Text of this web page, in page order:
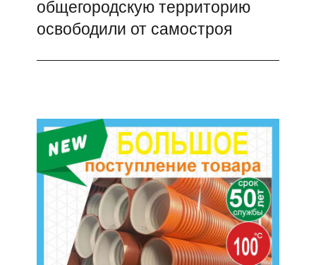
общегородскую территорию
освободили от самостроя